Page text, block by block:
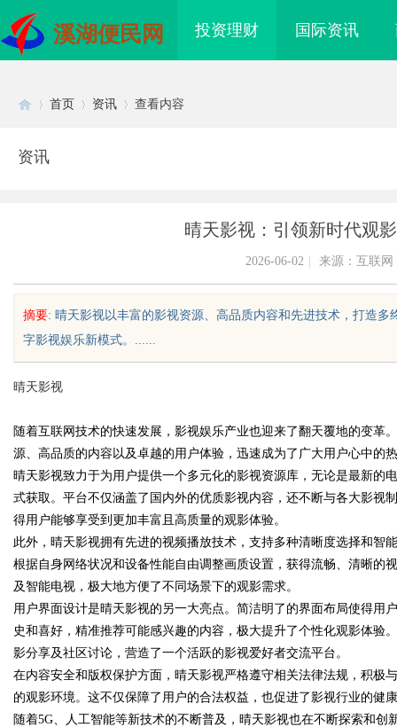
溪湖便民网 投资理财 国际资讯
uz
!
首页 资讯 查看内容
资讯
晴天影视：引领新时代观
2026-06-02 来源：互联网
摘要: 晴天影视以丰富的影视资源、高品质内容和先进技术，打造
字影视娱乐新模式。......
晴天影视
随着互联网技术的快速发展，影视娱乐产业也迎来了翻天覆地的变革
源、高品质的内容以及卓越的用户体验，迅速成为了广大用户心中的
晴天影视致力于为用户提供一个多元化的影视资源库，无论是最新的
式获取。平台不仅涵盖了国内外的优质影视内容，还不断与各大影视
得用户能够享受到更加丰富且高质量的观影体验。
此外，晴天影视拥有先进的视频播放技术，支持多种清晰度选择和智
根据自身网络状况和设备性能自由调整画质设置，获得流畅、清晰的
及智能电视，极大地方便了不同场景下的观影需求。
用户界面设计是晴天影视的另一大亮点。简洁明了的界面布局使得用
史和喜好，精准推荐可能感兴趣的内容，极大提升了个性化观影体验
影分享及社区讨论，营造了一个活跃的影视爱好者交流平台。
在内容安全和版权保护方面，晴天影视严格遵守相关法律法规，积极
的观影环境。这不仅保障了用户的合法权益，也促进了影视行业的健
随着5G、人工智能等新技术的不断普及，晴天影视也在不断探索和
像文化的创